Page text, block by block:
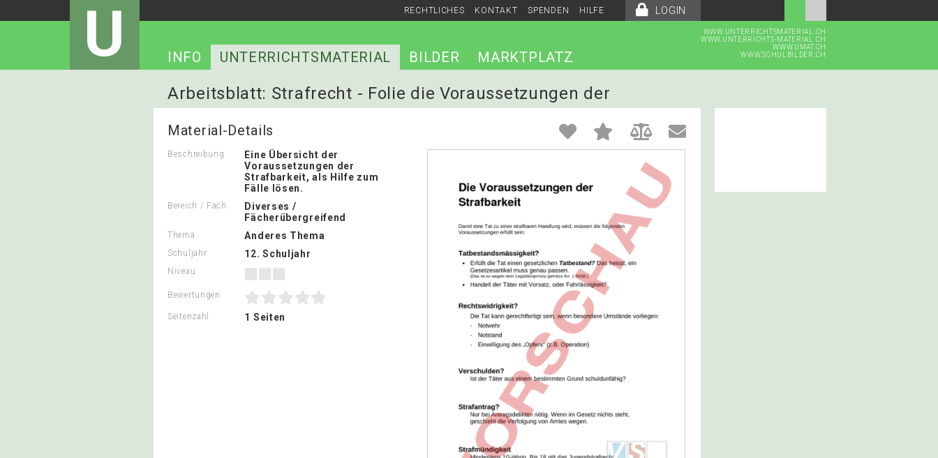
LOGIN
RECHTLICHES KONTAKT SPENDEN HILFE
U
WWW.UNTERRICHTSMATERIAL.CH
WWW.UNTERRICHTS-MATERIAL.CH
WWW.UMAT.CH
WWW.SCHULBILDER.CH
INFO UNTERRICHTSMATERIAL BILDER MARKTPLATZ
Arbeitsblatt: Strafrecht - Folie die Voraussetzungen der
Strafbarkeit
Material-Details
Beschreibung
Eine Übersicht der
Voraussetzungen der
Strafbarkeit, als Hilfe zum
Fälle lösen.
Bereich / Fach
Diverses /
Fächerübergreifend
Thema Anderes Thema
Schuljahr 12. Schuljahr
Niveau
Bewertungen
Seitenzahl 1 Seiten